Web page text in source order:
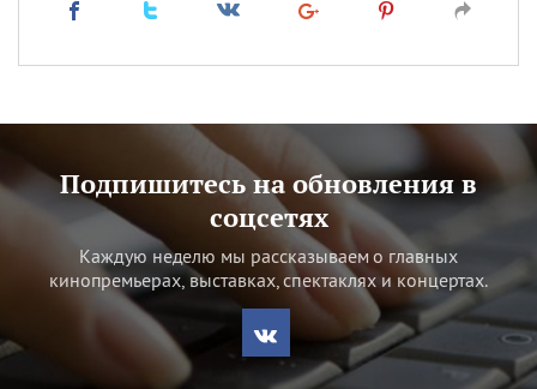
Подпишитесь на обновления в
соцсетях
Каждую неделю мы рассказываем о главных
кинопремьерах, выставках, спектаклях и концертах.